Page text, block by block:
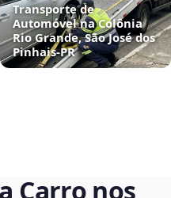
Transporte de
Automóvel na Colônia
Rio Grande, São José dos
Pinhais‑PR
Carro nos